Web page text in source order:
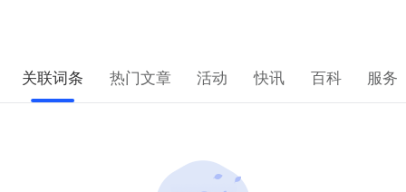
关联词条 热门文章 活动 快讯 百科 服务